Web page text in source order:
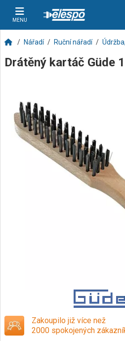
MENU
Nářadí Ruční nářadí
Drátěný kartáč Güde
Zakoupilo již více než
2000 spokojených